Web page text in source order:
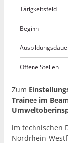
Tätigkeitsfeld
Beginn
Offene Stellen
Zum
Trainee im
im technischen
Nordrhein-